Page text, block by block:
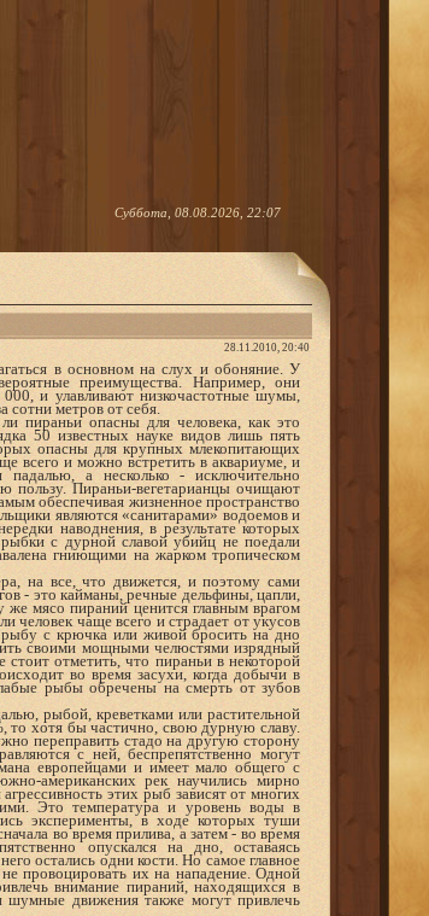
Суббота, 08.08.2026, 22:07
28.11.2010, 20:40
в основном на слух и обоняние. У
преимущества. Например, они
и улавливают низкочастотные шумы,
метров от себя.
пираньи опасны для человека, как это
50 известных науке видов лишь пять
опасны для крупных млекопитающих
всего и можно встретить в аквариуме, и
а несколько - исключительно
пользу. Пираньи-вегетарианцы очищают
обеспечивая жизненное пространство
являются «санитарами» водоемов и
наводнения, в результате которых
с дурной славой убийц не поедали
гниющими на жарком тропическом
на все, что движется, и поэтому сами
- это кайманы, речные дельфины, цапли,
мясо пираний ценится главным врагом
человек чаще всего и страдает от укусов
с крючка или живой бросить на дно
своими мощными челюстями изрядный
отметить, что пираньи в некоторой
во время засухи, когда добычи в
рыбы обречены на смерть от зубов
рыбой, креветками или растительной
то хотя бы частично, свою дурную славу.
переправить стадо на другую сторону
с ней, беспрепятственно могут
европейцами и имеет мало общего с
американских рек научились мирно
этих рыб зависят от многих
Это температура и уровень воды в
эксперименты, в ходе которых туши
во время прилива, а затем - во время
опускался на дно, оставаясь
остались одни кости. Но самое главное
провоцировать их на нападение. Одной
внимание пираний, находящихся в
движения также могут привлечь